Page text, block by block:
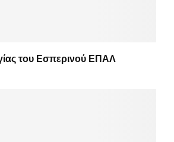
του Εσπερινού ΕΠΑΛ